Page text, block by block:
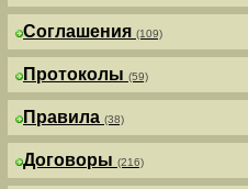
Соглашения (109)
Протоколы (59)
Правила (38)
Договоры (216)